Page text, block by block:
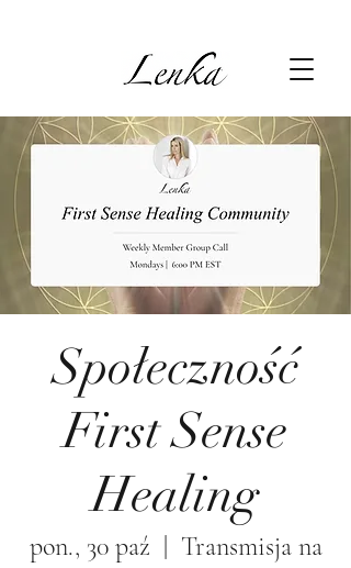
Społeczność
First Sense
Healing
pon., 30 paź
Transmisja na